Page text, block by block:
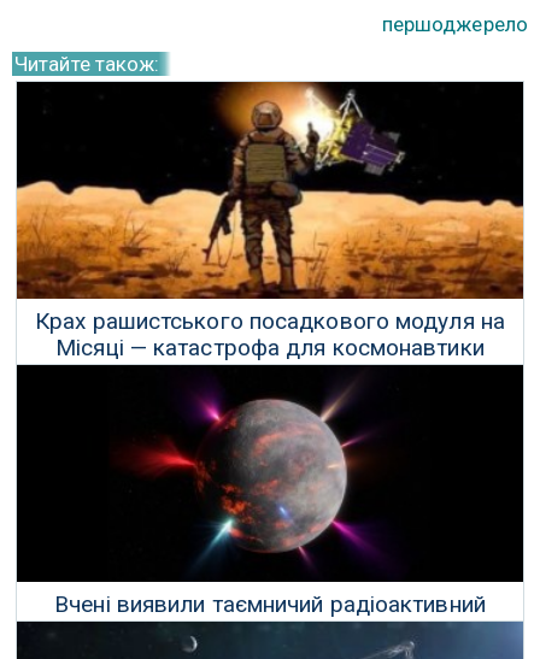
першоджерело
Читайте також:
Крах рашистського посадкового модуля на
Місяці — катастрофа для космонавтики
країни-терориста
22 Серпня 2023 р.
Вчені виявили таємничий радіоактивний
камінь на зворотному боку Місяця